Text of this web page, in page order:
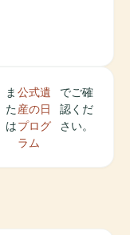
ま
た
は
公式遺
産の日
プログ
ラム
でご確
認くだ
さい。